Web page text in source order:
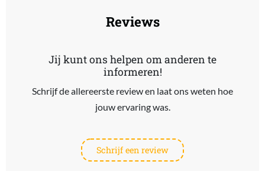
Reviews
Jij kunt ons helpen om anderen te
informeren!
Schrijf de allereerste review en laat ons weten hoe
jouw ervaring was.
Schrijf een review